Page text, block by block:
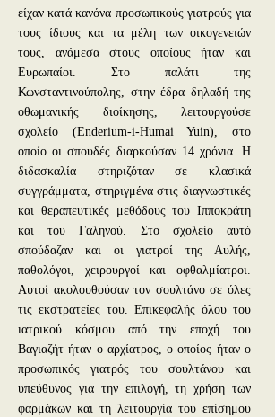
είχαν κατά κανόνα προσωπικούς γιατρούς για
τους ίδιους και τα μέλη των οικογενειών
τους, ανάμεσα στους οποίους ήταν και
Ευρωπαίοι. Στο παλάτι της
Κωνσταντινούπολης, στην έδρα δηλαδή της
οθωμανικής διοίκησης, λειτουργούσε
σχολείο (Enderium-i-Humai Yuin), στο
οποίο οι σπουδές διαρκούσαν 14 χρόνια. Η
διδασκαλία στηριζόταν σε κλασικά
συγγράμματα, στηριγμένα στις διαγνωστικές
και θεραπευτικές μεθόδους του Ιπποκράτη
και του Γαληνού. Στο σχολείο αυτό
σπούδαζαν και οι γιατροί της Αυλής,
παθολόγοι, χειρουργοί και οφθαλμίατροι.
Αυτοί ακολουθούσαν τον σουλτάνο σε όλες
τις εκστρατείες του. Επικεφαλής όλου του
ιατρικού κόσμου από την εποχή του
Βαγιαζήτ ήταν ο αρχίατρος, ο οποίος ήταν ο
προσωπικός γιατρός του σουλτάνου και
υπεύθυνος για την επιλογή, τη χρήση των
φαρμάκων και τη λειτουργία του επίσημου